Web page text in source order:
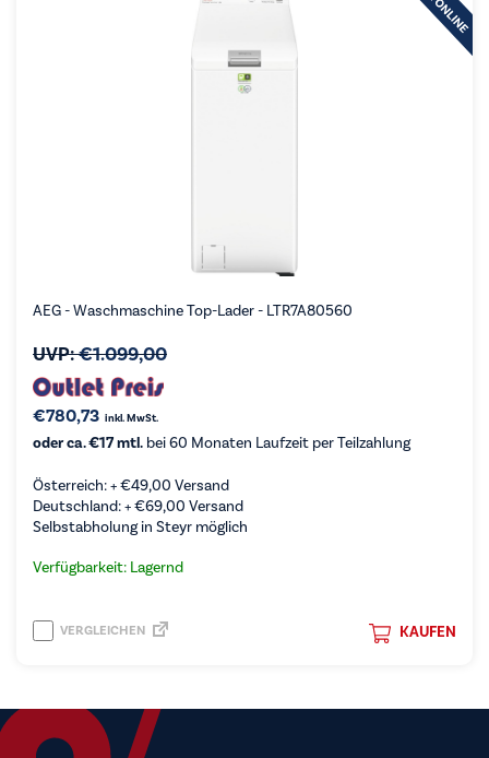
AEG - Waschmaschine Top-Lader - LTR7A80560
UVP:€1.099,00
€780,73 inkl. MwSt.
oder ca. €17 mtl. bei 60 Monaten Laufzeit per Teilzahlung
Österreich: +€49,00 Versand
Deutschland: +€69,00 Versand
Selbstabholung in Steyr möglich
Verfügbarkeit: Lagernd
KAUFEN
VERGLEICHEN